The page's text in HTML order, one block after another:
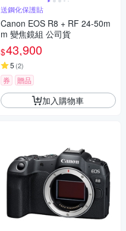
送鋼化保護貼
Canon EOS R8 + RF 24-50m
m 變焦鏡組 公司貨
$43,900
5 (2)
券 贈品
加入購物車